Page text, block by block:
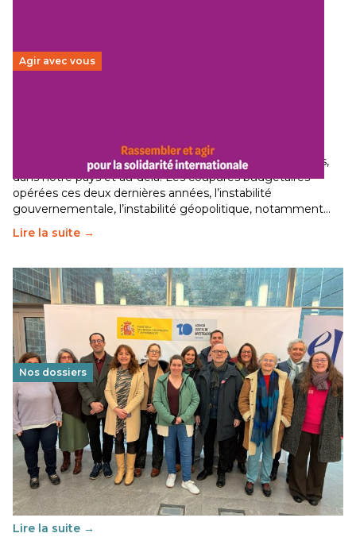
Agir avec vous
Le secteur humanitaire connaît des difficultés profondes,
dans notre pays et au-delà. Les coupures budgétaires
opérées ces deux dernières années, l’instabilité
gouvernementale, l’instabilité géopolitique, notamment…
Lire la suite →
Nos dossiers
Éducation au vivre-ensemble : un échange croisé
franco-espagnol pour changer d’approche
29 juin 2026-National
Cette année, l'UNSA Éducation a mené un projet Erasmus
soutenu par l'union Européenne et centré sur l'éducation
au vivre-ensemble : quelles différences entre la France…
Lire la suite →